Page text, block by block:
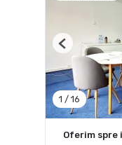
1 / 16
Previous
Oferim spre